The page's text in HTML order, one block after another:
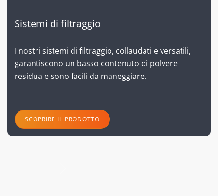
Sistemi di filtraggio
I nostri sistemi di filtraggio, collaudati e versatili,
garantiscono un basso contenuto di polvere
residua e sono facili da maneggiare.
SCOPRIRE IL PRODOTTO